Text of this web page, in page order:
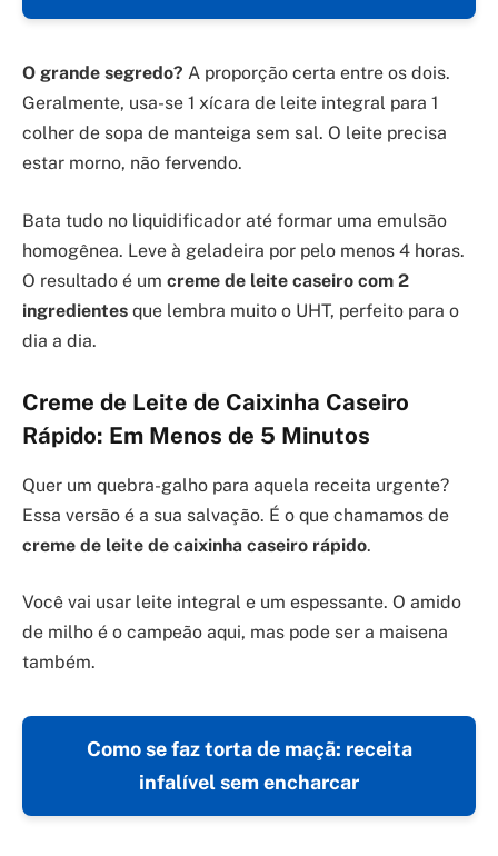
O grande segredo? A proporção certa entre os dois.
Geralmente, usa-se 1 xícara de leite integral para 1
colher de sopa de manteiga sem sal. O leite precisa
estar morno, não fervendo.
Bata tudo no liquidificador até formar uma emulsão
homogênea. Leve à geladeira por pelo menos 4 horas.
O resultado é um creme de leite caseiro com 2
ingredientes que lembra muito o UHT, perfeito para o
dia a dia.
Creme de Leite de Caixinha Caseiro
Rápido: Em Menos de 5 Minutos
Quer um quebra-galho para aquela receita urgente?
Essa versão é a sua salvação. É o que chamamos de
creme de leite de caixinha caseiro rápido.
Você vai usar leite integral e um espessante. O amido
de milho é o campeão aqui, mas pode ser a maisena
também.
Como se faz torta de maçã: receita
infalível sem encharcar